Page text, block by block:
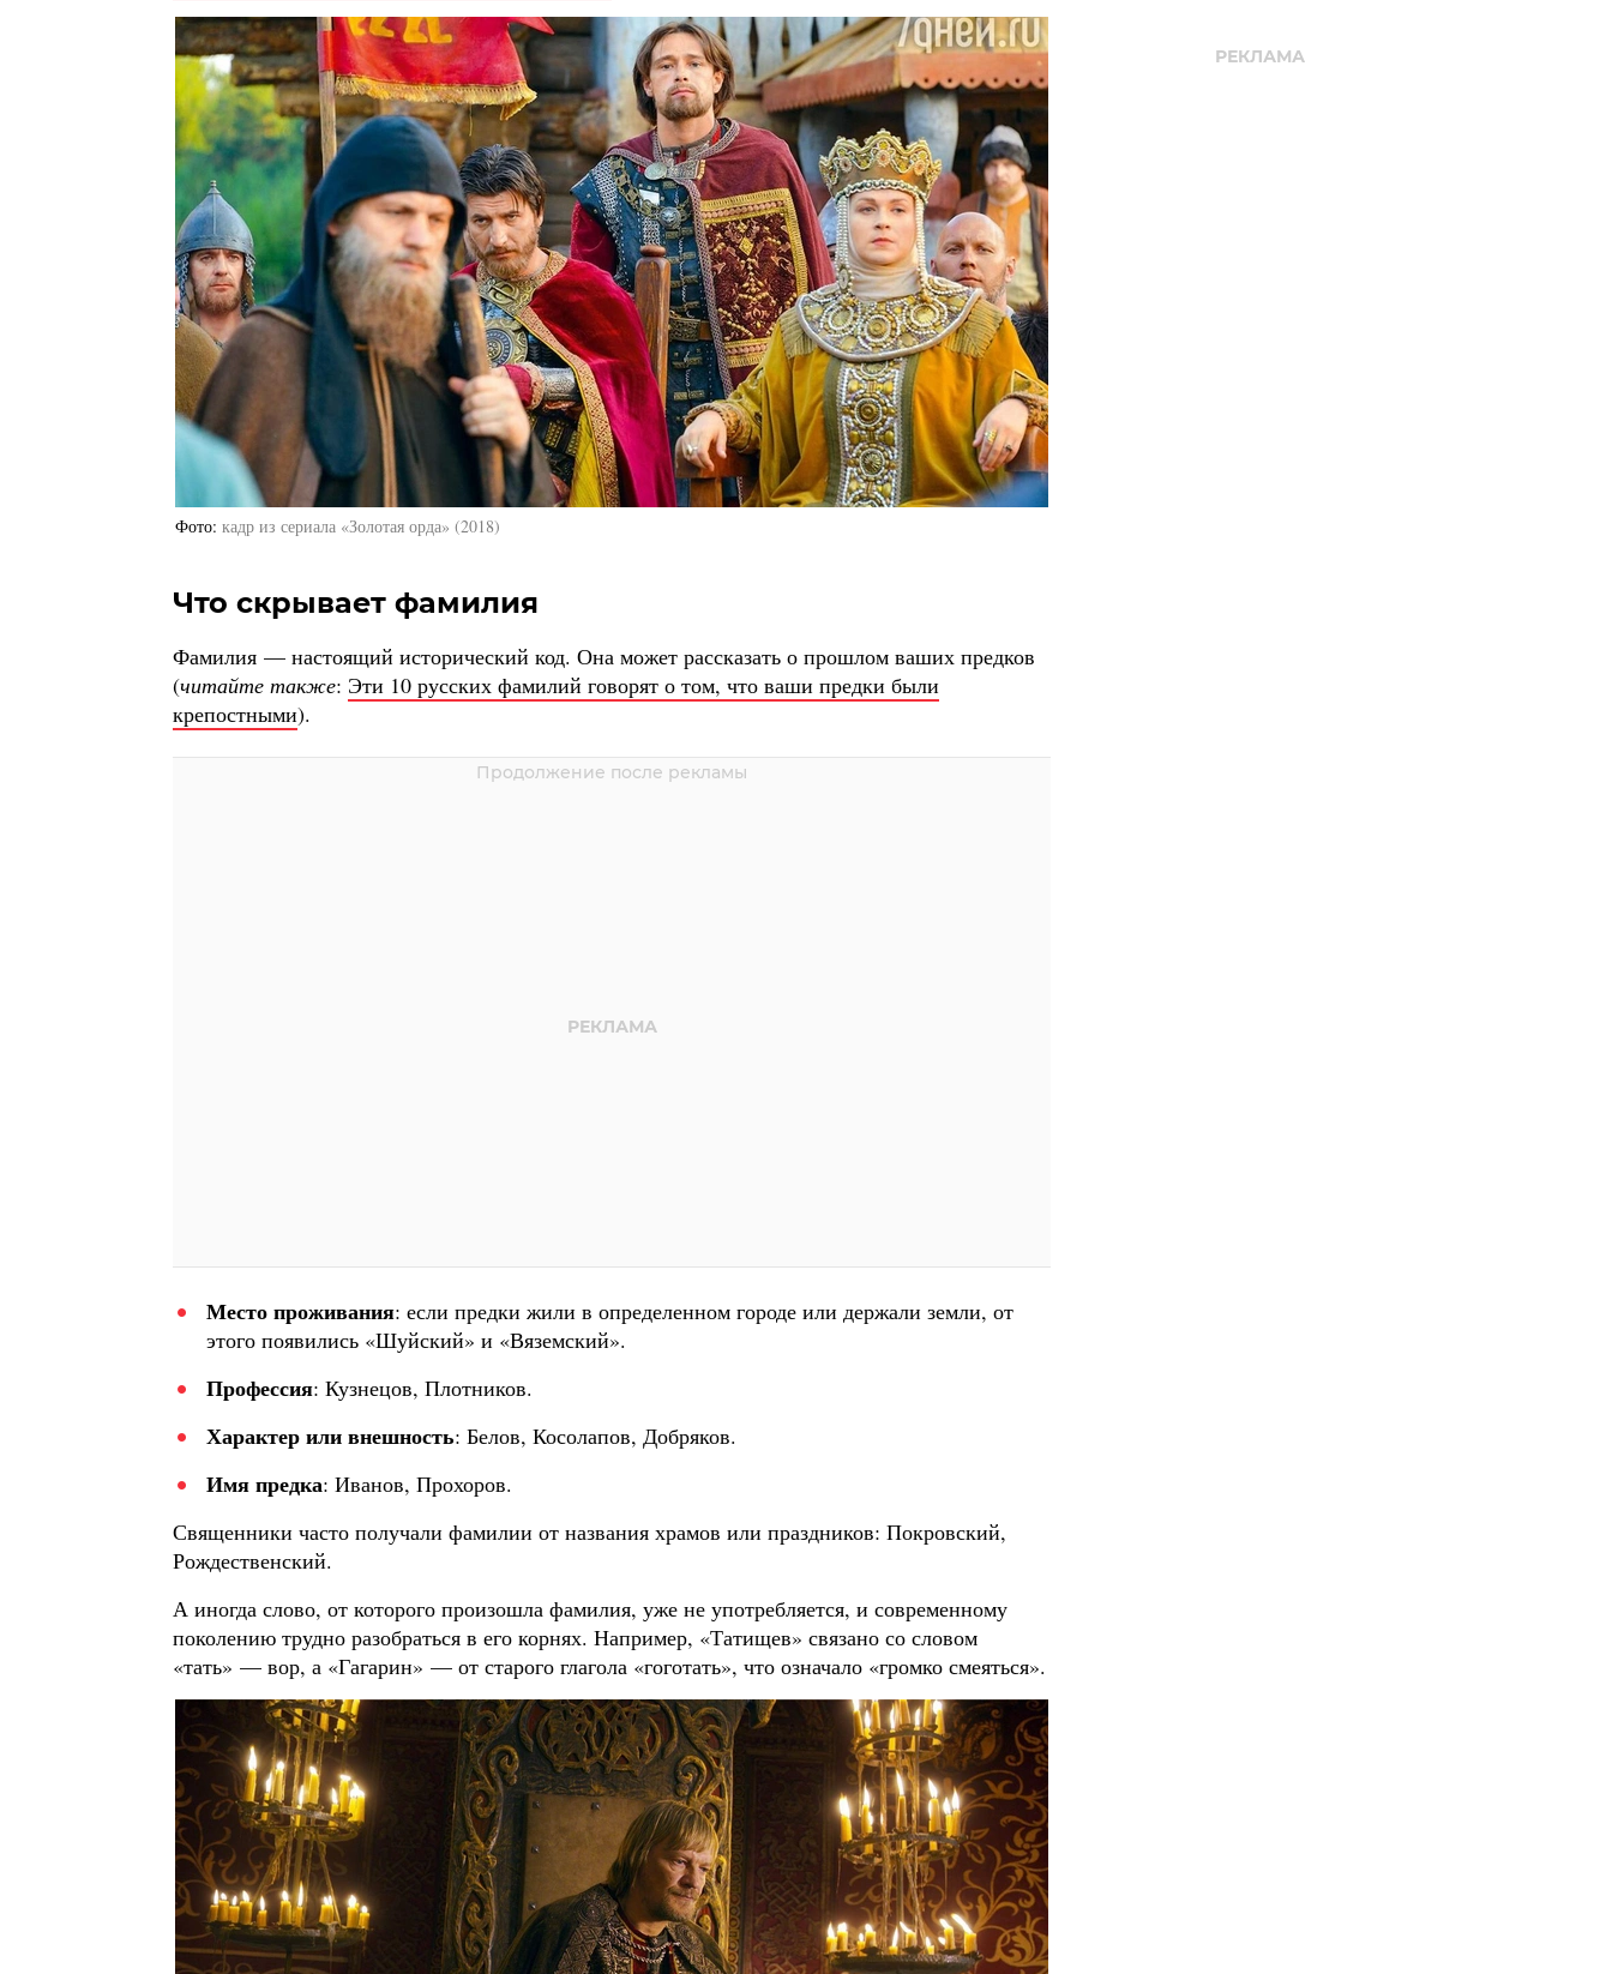
Фото кадр из сериала «Золотая орда» (2018)
Что скрывает фамилия
Фамилия — настоящий исторический код. Она может рассказать о прошлом ваших предков
(читайте также: Эти 10 русских фамилий говорят о том, что ваши предки были
крепостными).
Место проживания: если предки жили в определенном городе или держали земли, от
этого появились «Шуйский» и «Вяземский».
Профессия: Кузнецов, Плотников.
Характер или внешность: Белов, Косолапов, Добряков.
Имя предка: Иванов, Прохоров.
Священники часто получали фамилии от названия храмов или праздников: Покровский,
Рождественский.
А иногда слово, от которого произошла фамилия, уже не употребляется, и современному
поколению трудно разобраться в его корнях. Например, «Татищев» связано со словом
«тать» — вор, а «Гагарин» — от старого глагола «гоготать», что означало «громко смеяться».